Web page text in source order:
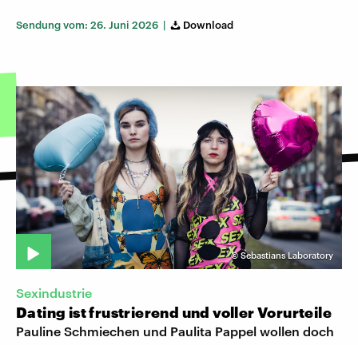
Sendung vom: 26. Juni 2026 | Download
©Sebastians Laboratory
Sexindustrie
Dating ist frustrierend und voller Vorurteile
Pauline Schmiechen und Paulita Pappel wollen doch